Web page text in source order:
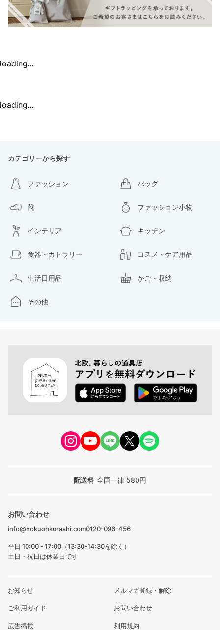
loading...
loading...
カテゴリーから探す
ファッション バッグ
靴 ファッション小物
インテリア キッチン
食器・カトラリー コスメ・ケア用品
生活日用品 かご・収納
その他
配送料 全国一律 580円
お問い合わせ
info@hokuohkurashi.com0120-096-456
平日 10:00 - 17:00（13:30-14:30を除く）
土日・祝日は休業日です
お知らせ メルマガ登録・解除
ご利用ガイド お問い合わせ
広告掲載 利用規約